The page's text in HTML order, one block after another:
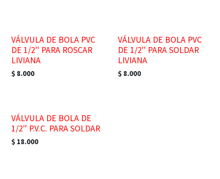
VÁLVULA DE BOLA PVC
DE 1/2'' PARA ROSCAR
LIVIANA
$ 8.000
VÁLVULA DE BOLA PVC
DE 1/2'' PARA SOLDAR
LIVIANA
$ 8.000
VÁLVULA DE BOLA DE
1/2'' P.V.C. PARA SOLDAR
$ 18.000